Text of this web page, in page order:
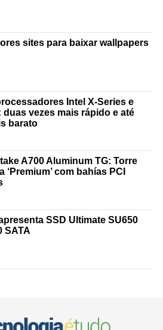
sites para baixar wallpapers
Intel X-Series e
duas vezes mais rápido e até
barato
A700 Aluminum TG: Torre
‘Premium’ com bahías PCI
SSD Ultimate SU650
SATA